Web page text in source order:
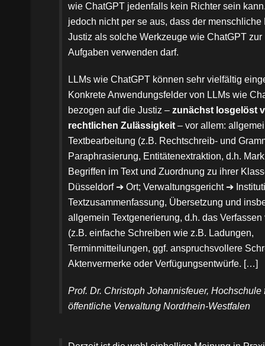
wie ChatGPT jedenfalls kein Richter sein
jedoch nicht per se aus, dass der menschliche
Justiz als solche Werkzeuge wie ChatGPT
Aufgaben verwenden darf.
LLMs wie ChatGPT können sehr vielfältig
Konkrete Anwendungsfelder von LLMs wie
bezogen auf die Justiz – zunächst losgelöst
rechtlichen Zulässigkeit – vor allem:
Textbearbeitung (z.B. Rechtschreib- und
Paraphrasierung, Entitätenextraktion, d.h.
Begriffen im Text und Zuordnung zu ihrer
Düsseldorf ➔ Ort; Verwaltungsgericht ➔
Textzusammenfassung, Übersetzung und
allgemein Textgenerierung, d.h. das
(z.B. einfache Schreiben wie z.B. Ladungen,
Terminmitteilungen, ggf. anspruchsvollere
Aktenvermerke oder Verfügungsentwürfe. […]
Prof. Dr. Christoph Johannisfeuer,
öffentliche Verwaltung Nordrhein-Westfalen